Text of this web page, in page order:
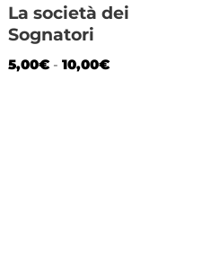
La società dei
Sognatori
5,00€ - 10,00€